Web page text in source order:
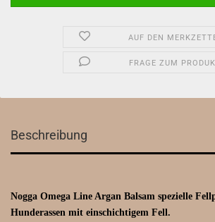
AUF DEN
FRAGE ZUM
Beschreibung
Nogga Omega Line Argan Balsam spezielle
Hunderassen mit einschichtigem Fell.